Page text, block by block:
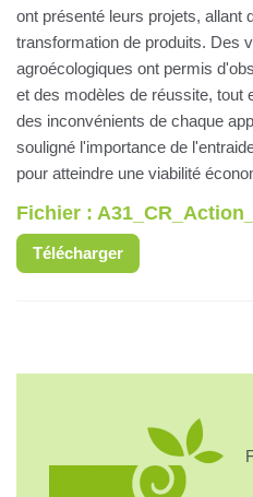
ont présenté leurs projets, allant
transformation de produits. Des
agroécologiques ont permis
et des modèles de réussite, tout
des inconvénients de chaque
souligné l'importance de
pour atteindre une viabilité
Fichier :
Télécharger